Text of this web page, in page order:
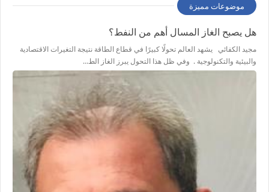
موضوعات مميزة
هل يصبح الغاز المسال أهم من النفط؟
مجيد الكفائي يشهد العالم تحولًا كبيرًا في قطاع الطاقة نتيجة التغيرات الاقتصادية
والبيئية والتكنولوجية . وفي ظل هذا التحول يبرز الغاز الط…